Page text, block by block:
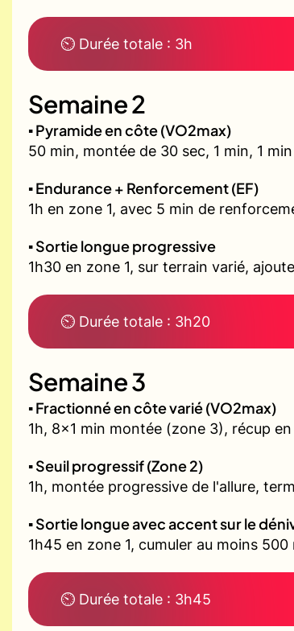
⏲ Durée totale : 3h
Semaine 2
▪️ Pyramide en côte (VO2max)
50 min, montée de 30 sec, 1 min, 1
▪️ Endurance + Renforcement (EF)
1h en zone 1, avec 5 min de
▪️ Sortie longue progressive
1h30 en zone 1, sur terrain varié,
⏲ Durée totale : 3h20
Semaine 3
▪️ Fractionné en côte varié (VO2max)
1h, 8x1 min montée (zone 3), récup
▪️ Seuil progressif (Zone 2)
1h, montée progressive de l'allure,
▪️ Sortie longue avec accent sur le
1h45 en zone 1, cumuler au moins
⏲ Durée totale : 3h45